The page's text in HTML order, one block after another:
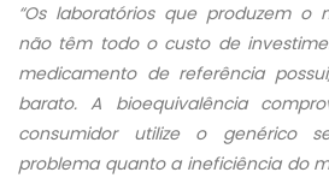
“Os laboratórios que produzem o
não têm todo o custo de
medicamento de referência
barato. A bioequivalência
consumidor utilize o genérico
problema quanto a ineficiência do